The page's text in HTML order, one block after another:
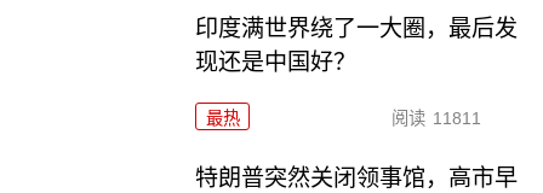
印度满世界绕了一大圈，最后发
现还是中国好？
最热 阅读 11811
特朗普突然关闭领事馆，高市早